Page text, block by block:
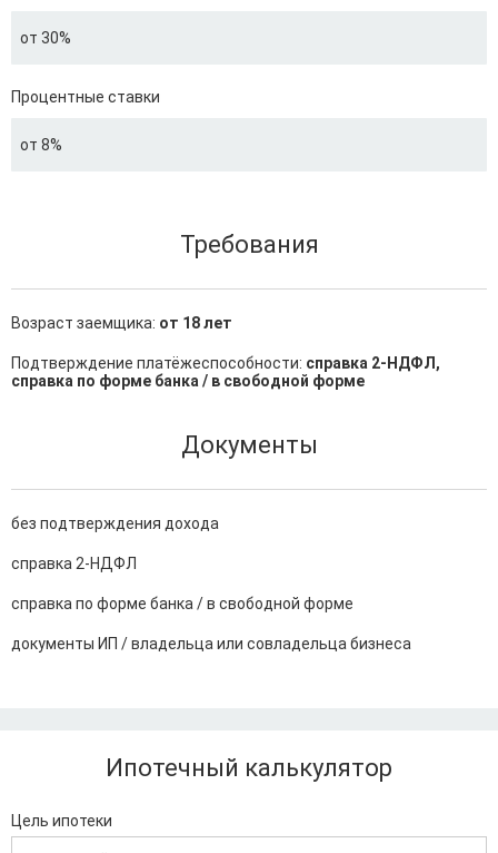
от 30%
Процентные ставки
от 8%
Требования
Возраст заемщика: от 18 лет
Подтверждение платёжеспособности: справка 2-НДФЛ,
справка по форме банка / в свободной форме
Документы
без подтверждения дохода
справка 2-НДФЛ
справка по форме банка / в свободной форме
документы ИП / владельца или совладельца бизнеса
Ипотечный калькулятор
Цель ипотеки